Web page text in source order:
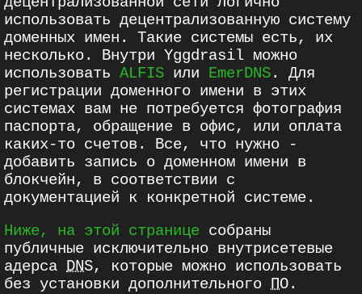
использовать децентрализованную систему
доменных имен. Такие системы есть, их
несколько. Внутри Yggdrasil можно
использовать ALFIS или EmerDNS. Для
регистрации доменного имени в этих
системах вам не потребуется фотография
паспорта, обращение в офис, или оплата
каких-то счетов. Все, что нужно -
добавить запись о доменном имени в
блокчейн, в соответствии с
документацией к конкретной системе.
Ниже, на этой странице собраны
публичные исключительно внутрисетевые
адерса DNS, которые можно использовать
без установки дополнительного ПО.